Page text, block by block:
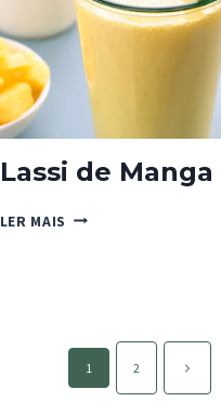
Lassi de Manga
LER MAIS LASSI
1 2
Página
seguinte